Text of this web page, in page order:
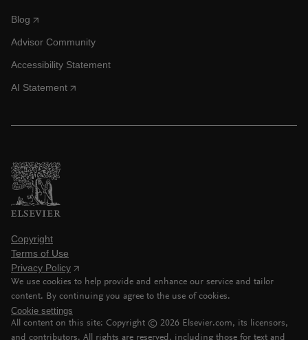
Blog
Advisor Community
Accessibility Statement
AI Statement
Copyright
Terms of Use
Privacy Policy
We use cookies to help provide and enhance our service and tailor
content. By continuing you agree to the use of cookies.
Cookie settings
All content on this site: Copyright © 2026 Elsevier.com, its licensors,